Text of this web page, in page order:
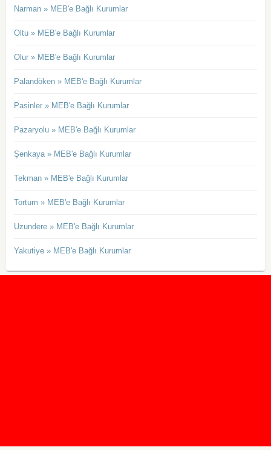
Narman » MEB'e Bağlı Kurumlar
Oltu » MEB'e Bağlı Kurumlar
Olur » MEB'e Bağlı Kurumlar
Palandöken » MEB'e Bağlı Kurumlar
Pasinler » MEB'e Bağlı Kurumlar
Pazaryolu » MEB'e Bağlı Kurumlar
Şenkaya » MEB'e Bağlı Kurumlar
Tekman » MEB'e Bağlı Kurumlar
Tortum » MEB'e Bağlı Kurumlar
Uzundere » MEB'e Bağlı Kurumlar
Yakutiye » MEB'e Bağlı Kurumlar